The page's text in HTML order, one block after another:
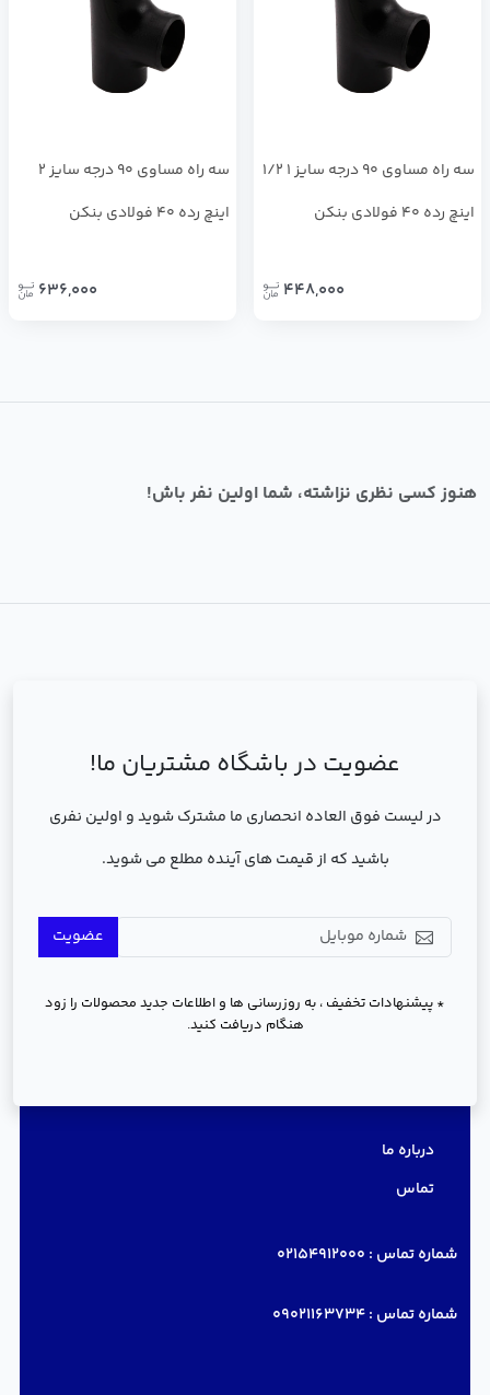
سه راه مساوی 90 درجه سایز 1 1/2
اینچ رده 40 فولادی بنکن
448,000
سه راه مساوی 90 درجه سایز 2
اینچ رده 40 فولادی بنکن
636,000
هنوز کسی نظری نزاشته، شما اولین نفر باش!
عضویت در باشگاه مشتریان ما!
در لیست فوق العاده انحصاری ما مشترک شوید و اولین نفری
باشید که از قیمت های آینده مطلع می شوید.
عضویت
* پیشنهادات تخفیف ، به روزرسانی ها و اطلاعات جدید محصولات را زود
هنگام دریافت کنید.
درباره ما
تماس
شماره تماس : 02154912000
شماره تماس :09021163734